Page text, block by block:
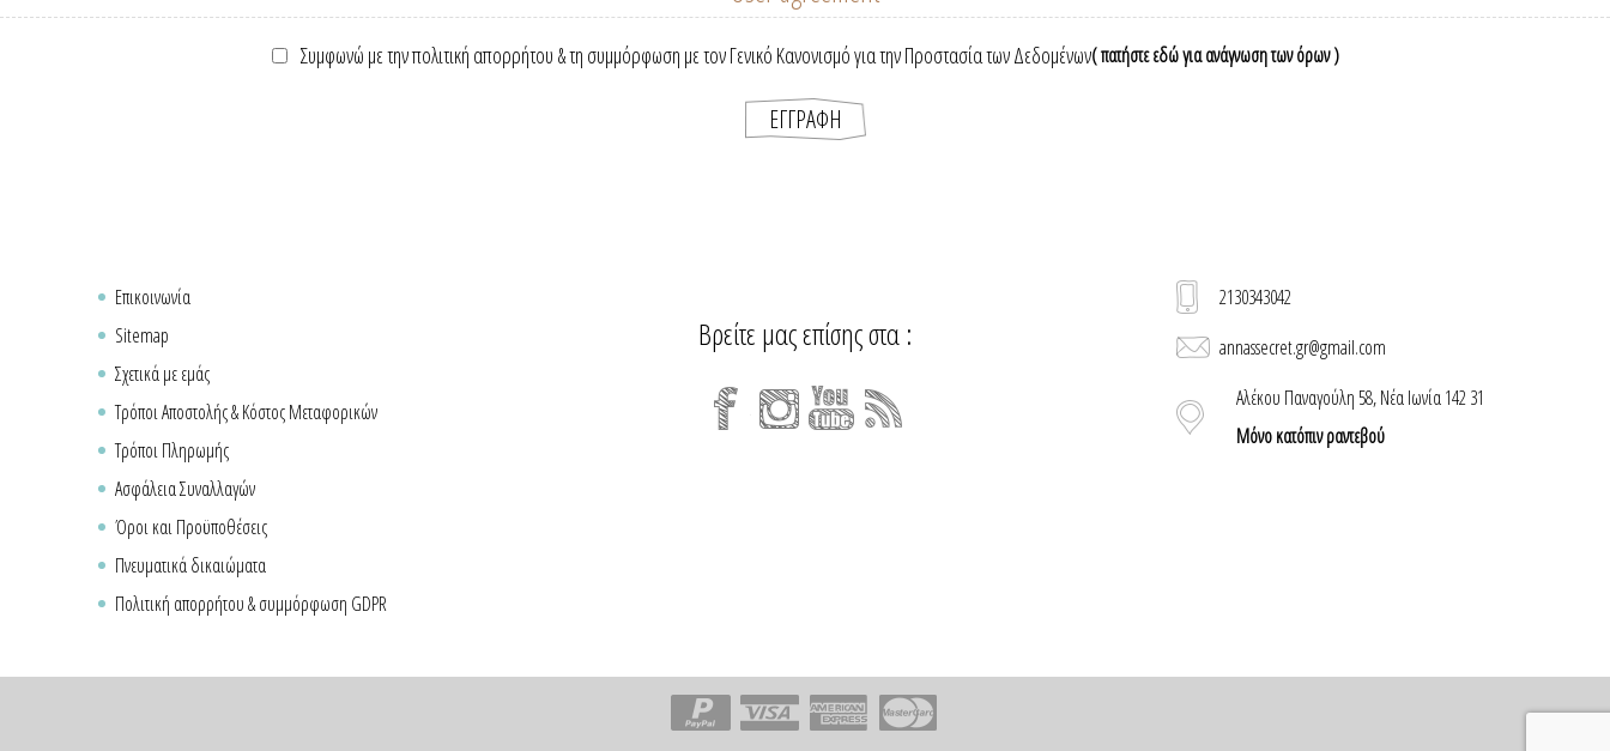
Συμφωνώ με την πολιτική απορρήτου & τη συμμόρφωση με τον Γενικό Κανονισμό για την Προστασία των Δεδομένων( πατήστε εδώ για ανάγνωση των όρων )
Επικοινωνία
Sitemap
Σχετικά με εμάς
Τρόποι Αποστολής & Κόστος Μεταφορικών
Τρόποι Πληρωμής
Ασφάλεια Συναλλαγών
Όροι και Προϋποθέσεις
Πνευματικά δικαιώματα
Πολιτική απορρήτου & συμμόρφωση GDPR
Βρείτε μας επίσης στα :
2130343042
annassecret.gr@gmail.com
Αλέκου Παναγούλη 58, Νέα Ιωνία 142 31
Μόνο κατόπιν ραντεβού